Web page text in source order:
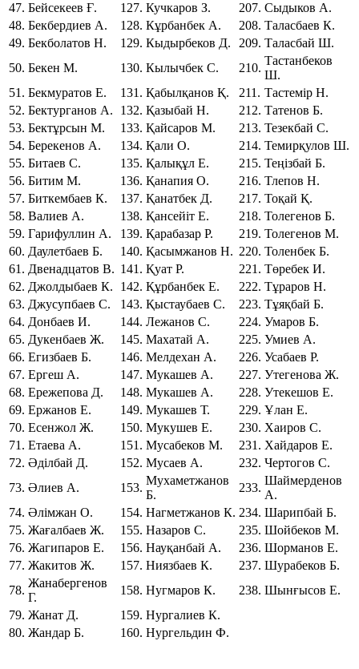
47. Бейсекеев Ғ. 127. Кучкаров З. 207. Сыдыков А.
48. Бекбердиев А. 128. Кұрбанбек А. 208. Таласбаев К.
49. Бекболатов Н. 129. Кыдырбеков Д. 209. Таласбай Ш.
50. Бекен М. 130. Кылычбек С. 210.
Тастанбеков
Ш.
51. Бекмуратов Е. 131. Қабылқанов Қ. 211. Тастемір Н.
52. Бектурганов А. 132. Қазыбай Н. 212. Татенов Б.
53. Бектұрсын М. 133. Қайсаров М. 213. Тезекбай С.
54. Берекенов А. 134. Қали О. 214. Темирқулов Ш.
55. Битаев С. 135. Қалықұл Е. 215. Теңізбай Б.
56. Битим М. 136. Қанапия О. 216. Тлепов Н.
57. Биткембаев К. 137. Қанатбек Д. 217. Тоқай Қ.
58. Валиев А. 138. Қансейіт Е. 218. Толегенов Б.
59. Гарифуллин А. 139. Қарабазар Р. 219. Толегенов М.
60. Даулетбаев Б. 140. Қасымжанов Н. 220. Толенбек Б.
61. Двенадцатов В. 141. Қуат Р. 221. Төребек И.
62. Джолдыбаев К. 142. Құрбанбек Е. 222. Тұраров Н.
63. Джусупбаев С. 143. Қыстаубаев С. 223. Тұяқбай Б.
64. Донбаев И. 144. Лежанов С. 224. Умаров Б.
65. Дукенбаев Ж. 145. Махатай А. 225. Умиев А.
66. Егизбаев Б. 146. Мелдехан А. 226. Усабаев Р.
67. Ергеш А. 147. Мукашев А. 227. Утегенова Ж.
68. Ережепова Д. 148. Мукашев А. 228. Утекешов Е.
69. Ержанов Е. 149. Мукашев Т. 229. Ұлан Е.
70. Есенжол Ж. 150. Мукушев Е. 230. Хаиров С.
71. Етаева А. 151. Мусабеков М. 231. Хайдаров Е.
72. Әділбай Д. 152. Мусаев А. 232. Чертогов С.
73. Әлиев А. 153.
Мухаметжанов
Б.
233.
Шаймерденов
А.
74. Әлімжан О. 154. Нагметжанов К. 234. Шарипбай Б.
75. Жағалбаев Ж. 155. Назаров С. 235. Шойбеков М.
76. Жагипаров Е. 156. Науқанбай А. 236. Шорманов Е.
77. Жакитов Ж. 157. Ниязбаев К. 237. Шурабеков Б.
78.
Жанабергенов
Г.
158. Нугмаров К. 238. Шынғысов Е.
79. Жанат Д. 159. Нургалиев К.
80. Жандар Б. 160. Нургельдин Ф.